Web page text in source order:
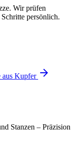
Wir prüfen
persönlich.
aus Kupfer
Stanzen – Präzision